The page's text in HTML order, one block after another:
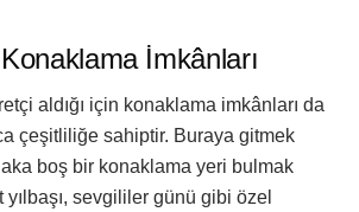
İmkânları
aldığı için konaklama imkânları da
çeşitliliğe sahiptir. Buraya gitmek
boş bir konaklama yeri bulmak
sevgililer günü gibi özel